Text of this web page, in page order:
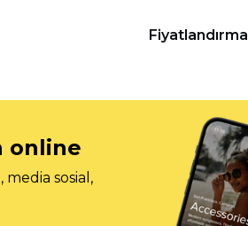
Fiyatlandırma
online
sosial,